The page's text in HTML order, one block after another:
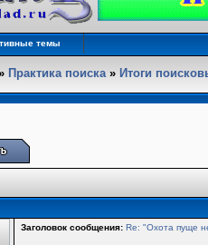
темы
Практика поиска» Итоги
Заголовок сообщения: Re: "Охота пуще